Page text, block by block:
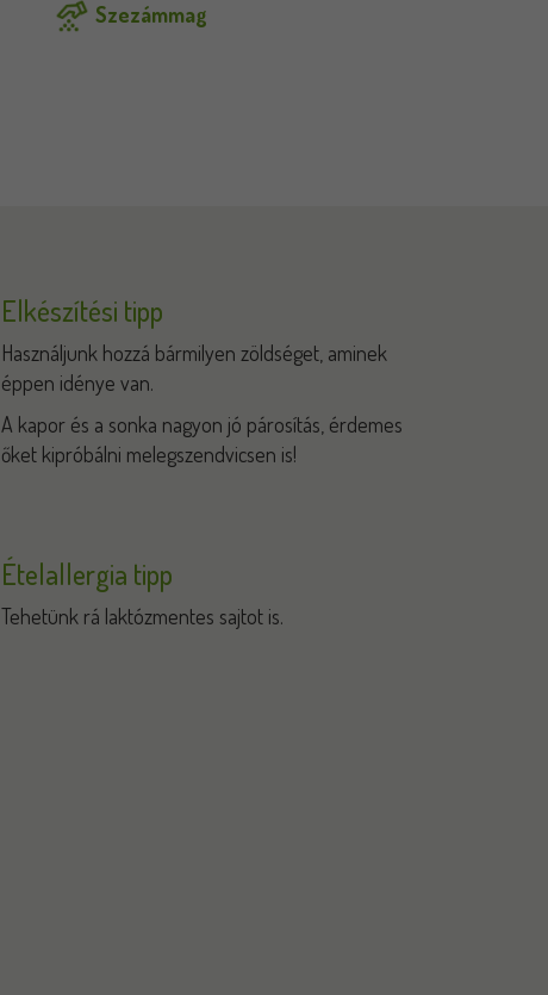
Szezámmag
Elkészítési tipp
Használjunk hozzá bármilyen zöldséget, aminek
éppen idénye van.
A kapor és a sonka nagyon jó párosítás, érdemes
őket kipróbálni melegszendvicsen is!
Ételallergia tipp
Tehetünk rá laktózmentes sajtot is.